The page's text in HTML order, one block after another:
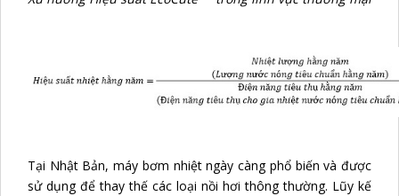
Tại Nhật Bản, máy bơm nhiệt ngày càng phổ biến và được
sử dụng để thay thế các loại nồi hơi thông thường. Lũy kế